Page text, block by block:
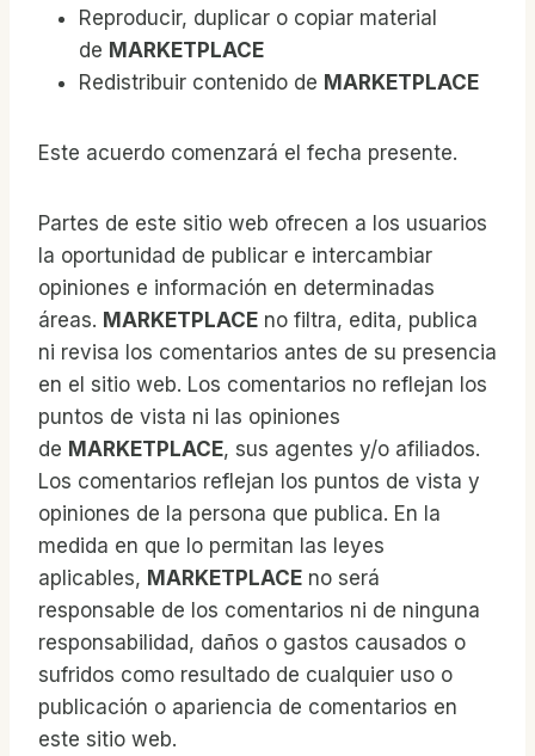
Reproducir, duplicar o copiar material
de MARKETPLACE
Redistribuir contenido de MARKETPLACE
Este acuerdo comenzará el fecha presente.
Partes de este sitio web ofrecen a los usuarios
la oportunidad de publicar e intercambiar
opiniones e información en determinadas
áreas. MARKETPLACE no filtra, edita, publica
ni revisa los comentarios antes de su presencia
en el sitio web. Los comentarios no reflejan los
puntos de vista ni las opiniones
de MARKETPLACE, sus agentes y/o afiliados.
Los comentarios reflejan los puntos de vista y
opiniones de la persona que publica. En la
medida en que lo permitan las leyes
aplicables, MARKETPLACE no será
responsable de los comentarios ni de ninguna
responsabilidad, daños o gastos causados ​​o
sufridos como resultado de cualquier uso o
publicación o apariencia de comentarios en
este sitio web.